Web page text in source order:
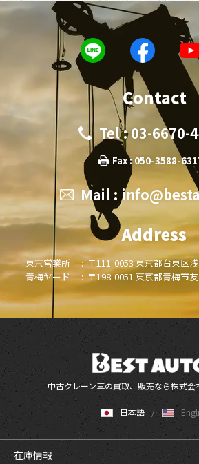
Contact
Tel : 03-6670-
Fax : 050-3588-
Mail :
Address
東京営業所 : 〒111-0053 東京都台東区
青梅ヤード : 〒198-0051 東京都青梅市
中古クレーン車の買取、販売なら株式
日本語
在庫情報